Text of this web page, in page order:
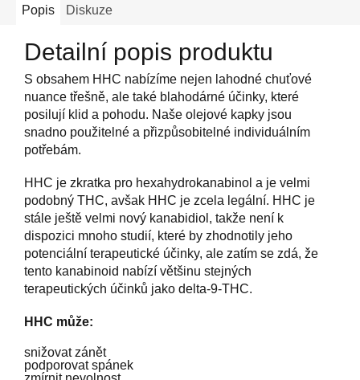
Popis Diskuze
Detailní popis produktu
S obsahem HHC nabízíme nejen lahodné chuťové
nuance třešně, ale také blahodárné účinky, které
posilují klid a pohodu. Naše olejové kapky jsou
snadno použitelné a přizpůsobitelné individuálním
potřebám.
HHC je zkratka pro hexahydrokanabinol a je velmi
podobný THC, avšak HHC je zcela legální. HHC je
stále ještě velmi nový kanabidiol, takže není k
dispozici mnoho studií, které by zhodnotily jeho
potenciální terapeutické účinky, ale zatím se zdá, že
tento kanabinoid nabízí většinu stejných
terapeutických účinků jako delta-9-THC.
HHC může:
snižovat zánět
podporovat spánek